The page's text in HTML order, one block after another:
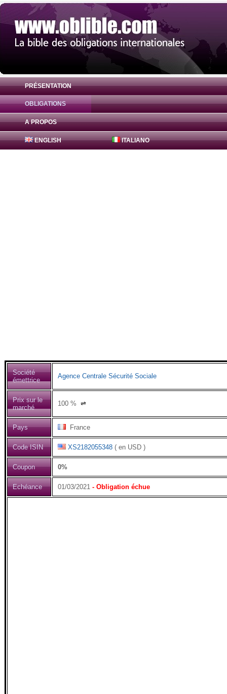
PRÉSENTATION
OBLIGATIONS
A PROPOS
ENGLISH ITALIANO
Obligation Agence Centrale Sécurité
Société
émettrice
Agence Centrale Sécurité Sociale
Prix sur le
marché
100 % ⇌
Pays France
Code ISIN XS2182055348 ( en USD )
Coupon 0%
Echéance 01/03/2021 - Obligation échue